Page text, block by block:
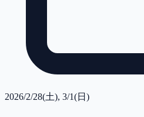
2026/2/28(土), 3/1(日)